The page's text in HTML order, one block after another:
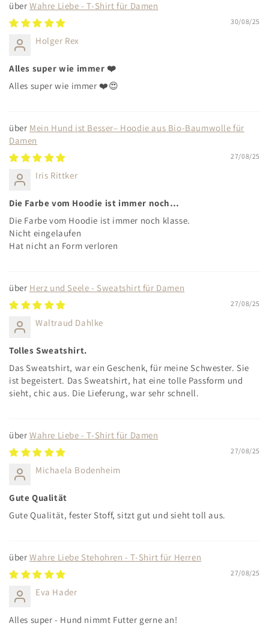
Wahre Liebe - T-Shirt für Damen
30/08/25
Holger Rex
Alles super wie immer ❤️
Alles super wie immer ❤️😍
Mein Hund ist Besser– Hoodie aus Bio-Baumwolle für
Damen
27/08/25
Iris Rittker
Die Farbe vom Hoodie ist immer noch…
Die Farbe vom Hoodie ist immer noch klasse.
Nicht eingelaufen
Hat nicht an Form verloren
Herz und Seele - Sweatshirt für Damen
27/08/25
Waltraud Dahlke
Tolles Sweatshirt.
Das Sweatshirt, war ein Geschenk, für meine Schwester. Sie
ist begeistert. Das Sweatshirt, hat eine tolle Passform und
sieht, chic aus. Die Lieferung, war sehr schnell.
Wahre Liebe - T-Shirt für Damen
27/08/25
Michaela Bodenheim
Gute Qualität
Gute Qualität, fester Stoff, sitzt gut und sieht toll aus.
Wahre Liebe Stehohren - T-Shirt für Herren
27/08/25
Eva Hader
Alles super - Hund nimmt Futter gerne an!